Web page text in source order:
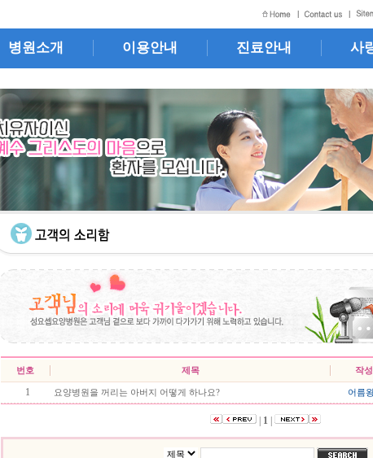
병원소개 이용안내 진료안내 사
번호 제목 작
1 요양병원을 꺼리는 아버지 어떻게 하나요? 어름
1